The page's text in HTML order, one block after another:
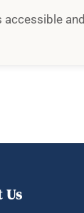
accessible and